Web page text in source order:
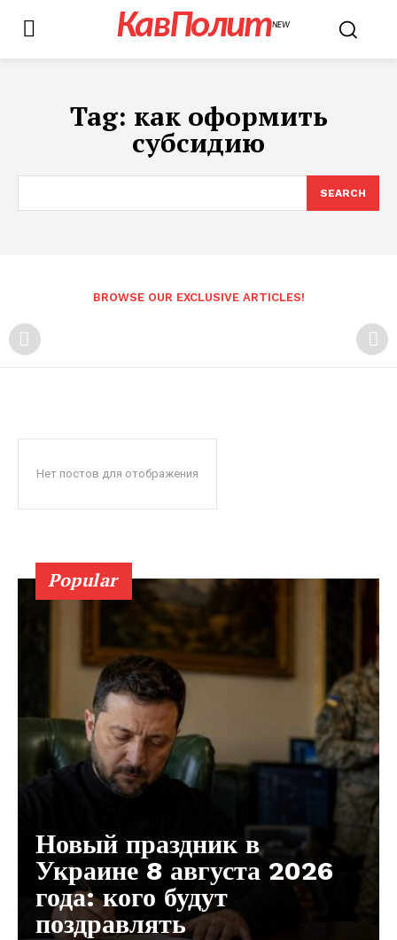
КавПолитNEW
Tag: как оформить
субсидию
SEARCH
BROWSE OUR EXCLUSIVE ARTICLES!
Нет постов для отображения
Popular
Новый праздник в
Украине 8 августа 2026
года: кого будут
поздравлять